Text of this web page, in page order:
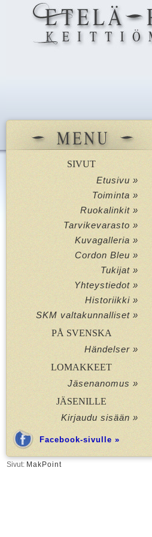
SIVUT
Etusivu »
Toiminta »
Ruokalinkit »
Tarvikevarasto »
Kuvagalleria »
Cordon Bleu »
Tukijat »
Yhteystiedot »
Historiikki »
SKM valtakunnalliset »
PÅ SVENSKA
Händelser »
LOMAKKEET
Jäsenanomus »
JÄSENILLE
Kirjaudu sisään »
Facebook-sivulle »
Sivut: MakPoint